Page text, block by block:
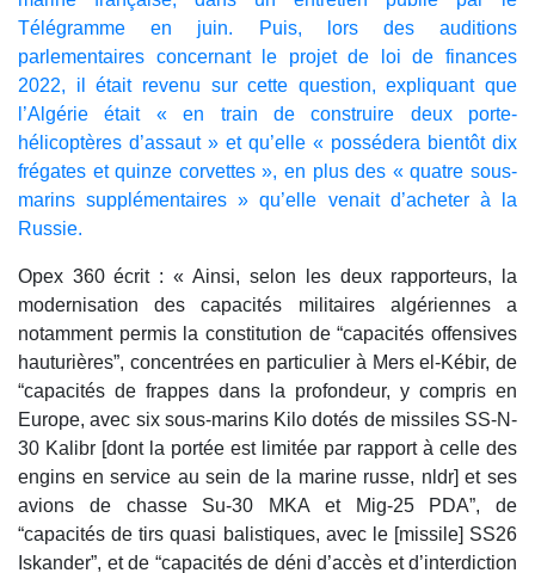
Télégramme en juin. Puis, lors des auditions
parlementaires concernant le projet de loi de finances
2022, il était revenu sur cette question, expliquant que
l’Algérie était « en train de construire deux porte-
hélicoptères d’assaut » et qu’elle « possédera bientôt dix
frégates et quinze corvettes », en plus des « quatre sous-
marins supplémentaires » qu’elle venait d’acheter à la
Russie.
Opex 360 écrit : « Ainsi, selon les deux rapporteurs, la
modernisation des capacités militaires algériennes a
notamment permis la constitution de “capacités offensives
hauturières”, concentrées en particulier à Mers el-Kébir, de
“capacités de frappes dans la profondeur, y compris en
Europe, avec six sous-marins Kilo dotés de missiles SS-N-
30 Kalibr [dont la portée est limitée par rapport à celle des
engins en service au sein de la marine russe, nldr] et ses
avions de chasse Su-30 MKA et Mig-25 PDA”, de
“capacités de tirs quasi balistiques, avec le [missile] SS26
Iskander”, et de “capacités de déni d’accès et d’interdiction